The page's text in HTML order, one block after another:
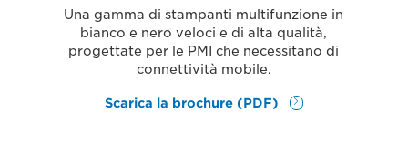
Una gamma di stampanti multifunzione in
bianco e nero veloci e di alta qualità,
progettate per le PMI che necessitano di
connettività mobile.
Scarica la brochure (PDF)